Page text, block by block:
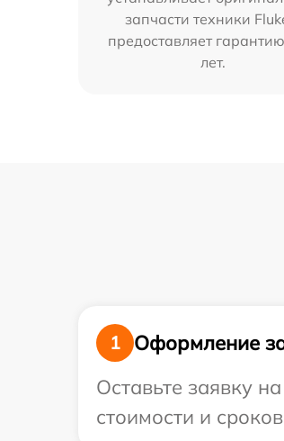
запчасти техники
предоставляет
лет.
1
Оформление
Оставьте заявку
стоимости и